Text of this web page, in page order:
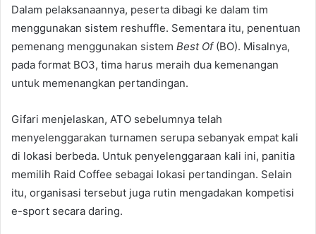
Dalam pelaksanaannya, peserta dibagi ke dalam tim
menggunakan sistem reshuffle. Sementara itu, penentuan
pemenang menggunakan sistem Best Of (BO). Misalnya,
pada format BO3, tima harus meraih dua kemenangan
untuk memenangkan pertandingan.
Gifari menjelaskan, ATO sebelumnya telah
menyelenggarakan turnamen serupa sebanyak empat kali
di lokasi berbeda. Untuk penyelenggaraan kali ini, panitia
memilih Raid Coffee sebagai lokasi pertandingan. Selain
itu, organisasi tersebut juga rutin mengadakan kompetisi
e-sport secara daring.